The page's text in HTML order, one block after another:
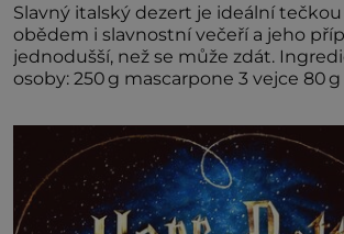
Slavný italský dezert je ideální
obědem i slavnostní večeří a jeho
jednodušší, než se může zdát.
osoby: 250 g mascarpone 3 vejce 80 g cukru 200 g
amaretta kakao na posypání Postup: Oddělte
žloutky od bílků. Žloutky vyšlehejte s
světlé pěny a postupně do nich
mascarpone, aby vznikl hladký